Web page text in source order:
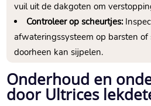
vuil uit de dakgoten om
Controleer op scheurtjes:
afwateringssysteem op barsten
doorheen kan sijpelen.​
Onderhoud en
door Ultrices